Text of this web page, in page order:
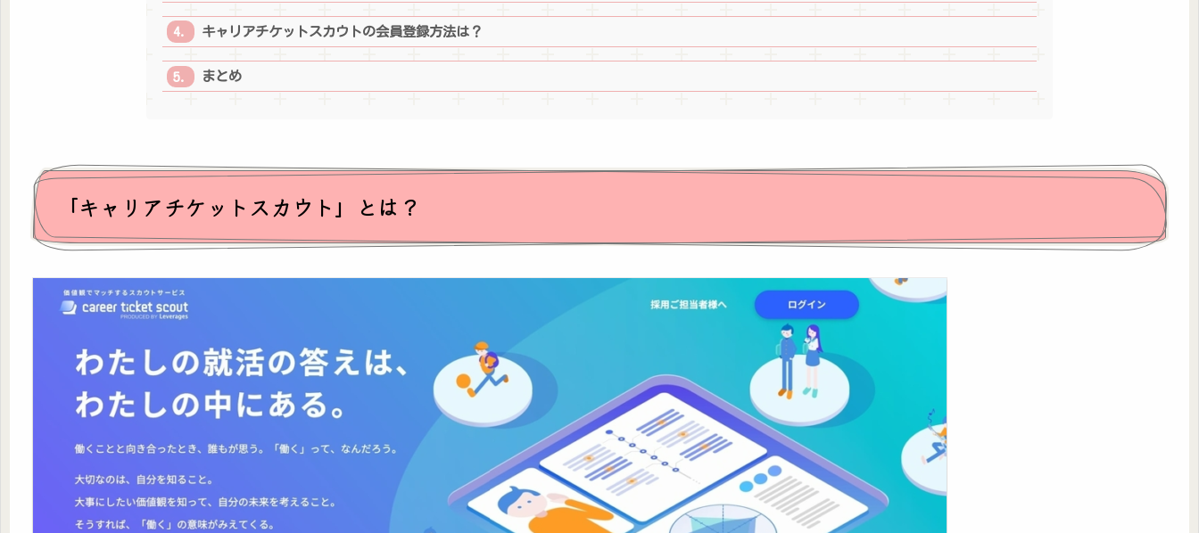
キャリアチケットスカウトの会員登録方法は？
まとめ
「キャリアチケットスカウト」とは？